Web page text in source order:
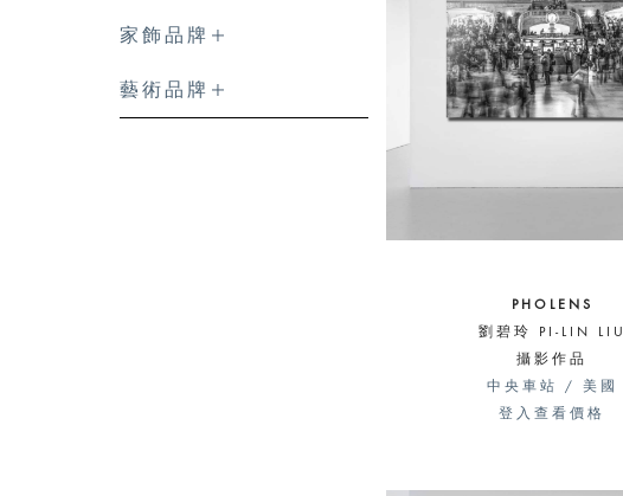
家飾品牌
藝術品牌
PHOLENS
劉碧玲 PI-LIN LIU
攝影作品
中央車站 / 美國
登入查看價格